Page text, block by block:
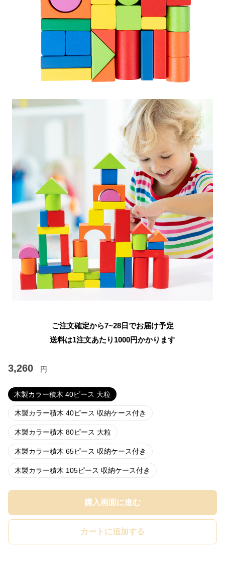
ご注文確定から7~28日でお届け予定
送料は1注文あたり 1000円かかります
3,260 円
木製カラー積木 40ピース 大粒
木製カラー積木 40ピース 収納ケース付き
木製カラー積木 80ピース 大粒
木製カラー積木 65ピース 収納ケース付き
木製カラー積木 105ピース 収納ケース付き
購入画面に進む
カートに追加する